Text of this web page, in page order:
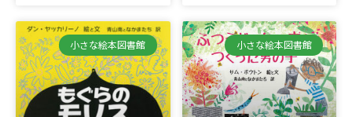
小さな絵本図書館 小さな絵本図書館